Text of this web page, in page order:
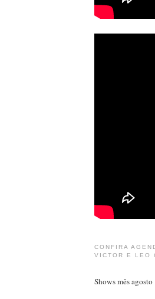
CONFIRA
VICTOR E LEO
Shows mês agosto